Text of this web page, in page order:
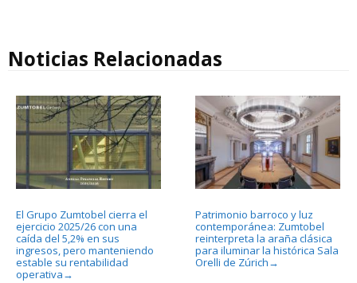
Noticias Relacionadas
El Grupo Zumtobel cierra el
ejercicio 2025/26 con una
caída del 5,2% en sus
ingresos, pero manteniendo
estable su rentabilidad
operativa →
Patrimonio barroco y luz
contemporánea: Zumtobel
reinterpreta la araña clásica
para iluminar la histórica Sala
Orelli de Zúrich →